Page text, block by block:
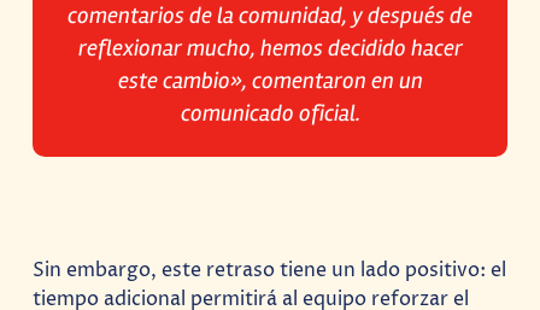
comentarios de la comunidad, y después de
reflexionar mucho, hemos decidido hacer
este cambio», comentaron en un
comunicado oficial.
Sin embargo, este retraso tiene un lado positivo: el
tiempo adicional permitirá al equipo reforzar el